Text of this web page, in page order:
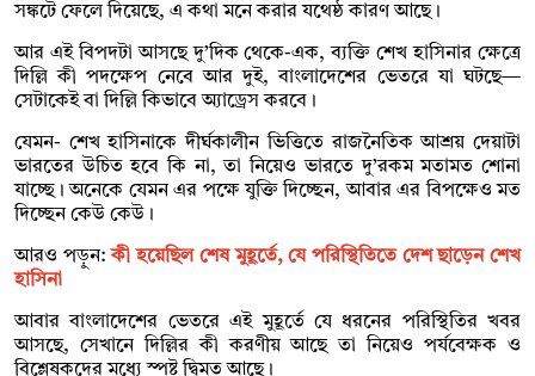
সঙ্কটে ফেলে দিয়েছে, এ কথা মনে করার যথেষ্ঠ কারণ আছে।
আর এই বিপদটা আসছে দু’দিক থেকে-এক, ব্যক্তি শেখ হাসিনার ক্ষেত্রে
দিল্লি কী পদক্ষেপ নেবে আর দুই, বাংলাদেশের ভেতরে যা ঘটছে—
সেটাকেই বা দিল্লি কিভাবে অ্যাড্রেস করবে।
যেমন- শেখ হাসিনাকে দীর্ঘকালীন ভিত্তিতে রাজনৈতিক আশ্রয় দেয়াটা
ভারতের উচিত হবে কি না, তা নিয়েও ভারতে দু’রকম মতামত শোনা
যাচ্ছে। অনেকে যেমন এর পক্ষে যুক্তি দিচ্ছেন, আবার এর বিপক্ষেও মত
দিচ্ছেন কেউ কেউ।
আরও পড়ুন:কী হয়েছিল শেষ মুহূর্তে, যে পরিস্থিতিতে দেশ ছাড়েন শেখ
হাসিনা
আবার বাংলাদেশের ভেতরে এই মুহূর্তে যে ধরনের পরিস্থিতির খবর
আসছে, সেখানে দিল্লির কী করণীয় আছে তা নিয়েও পর্যবেক্ষক ও
বিশ্লেষকদের মধ্যে স্পষ্ট দ্বিমত আছে।